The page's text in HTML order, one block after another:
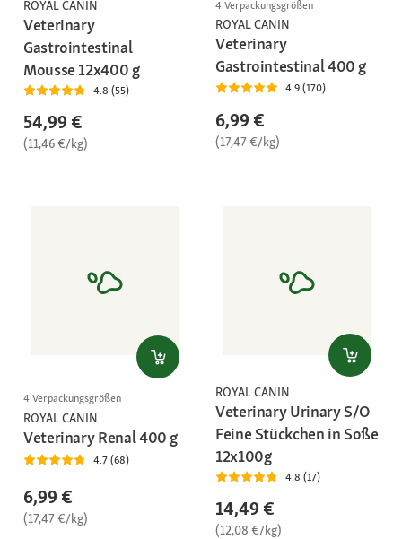
ROYAL CANIN
Veterinary
Gastrointestinal
Mousse 12x400 g
4.8 (55)
54,99 €
(11,46 €/kg)
4 Verpackungsgrößen
ROYAL CANIN
Veterinary
Gastrointestinal 400 g
4.9 (170)
6,99 €
(17,47 €/kg)
4 Verpackungsgrößen
ROYAL CANIN
Veterinary Renal 400 g
4.7 (68)
6,99 €
(17,47 €/kg)
ROYAL CANIN
Veterinary Urinary S/O
Feine Stückchen in Soße
12x100g
4.8 (17)
14,49 €
(12,08 €/kg)